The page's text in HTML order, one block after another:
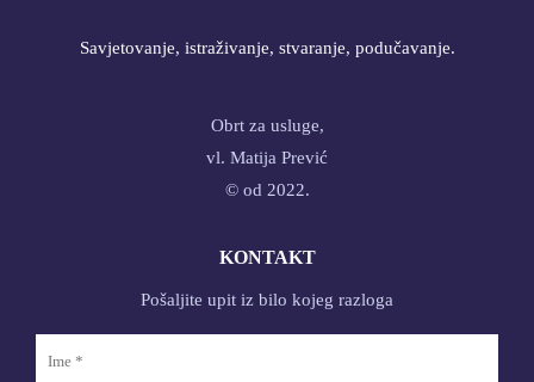
Savjetovanje, istraživanje, stvaranje, podučavanje.
Obrt za usluge,
vl. Matija Prević
© od 2022.
KONTAKT
Pošaljite upit iz bilo kojeg razloga